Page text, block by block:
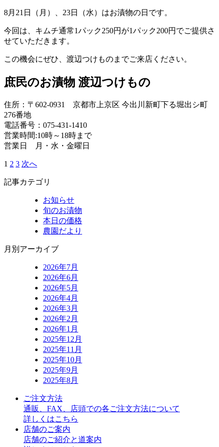
8月21日（月）、23日（水）はお漬物の日です。
今回は、キムチ通常1パック250円が1パック200円でご提供さ
せていただきます。
この機会にぜひ、渡辺つけものまでご来店ください。
庶民のお漬物 渡辺つけもの
住所：〒602-0931 京都市上京区 今出川新町下る堀出シ町
276番地
電話番号：075-431-1410
営業時間:10時～18時まで
営業日 月・水・金曜日
投
稿
ジ
1 2 3 次へ
記事カテゴリ
お知らせ
旬のお漬物
本日の価格
農園だより
月別アーカイブ
2026年7月
2026年6月
2026年5月
2026年4月
2026年3月
2026年2月
2026年1月
2025年12月
2025年11月
2025年10月
2025年9月
2025年8月
ご注文方法
通販、FAX、店頭での各ご注文方法について
詳しくはこちら
店舗のご案内
店舗のご紹介と道案内